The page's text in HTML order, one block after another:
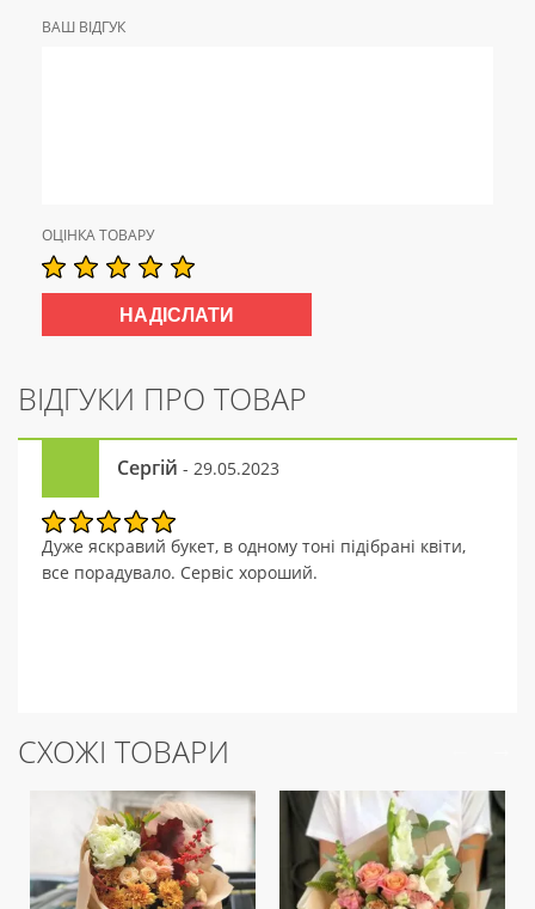
ВАШ ВІДГУК
ОЦІНКА ТОВАРУ
ВІДГУКИ ПРО ТОВАР
Сергій - 29.05.2023
Дуже яскравий букет, в одному тоні підібрані квіти,
все порадувало. Сервіс хороший.
СХОЖІ ТОВАРИ